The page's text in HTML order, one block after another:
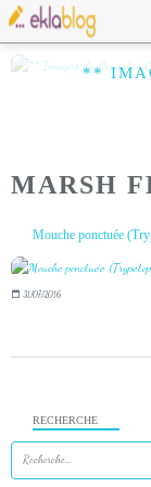
**
MARSH
Mouche ponctuée
31/07/2016
RECHERCHE